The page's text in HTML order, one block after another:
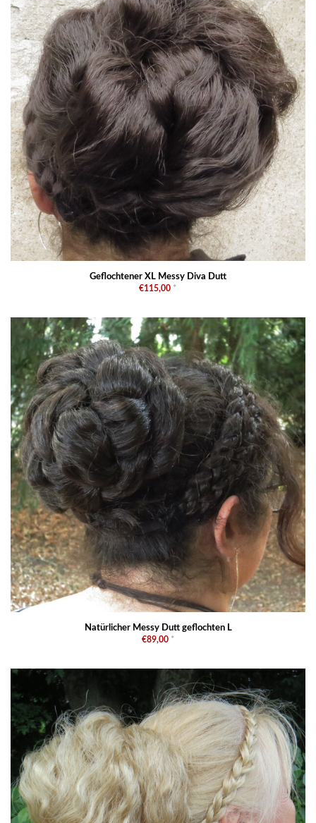
Geflochtener XL Messy Diva Dutt
€115,00 *
Natürlicher Messy Dutt geflochten L
€89,00 *